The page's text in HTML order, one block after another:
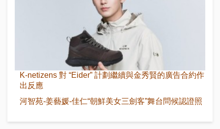
K-netizens 對 “Eider” 計劃繼續與金秀賢的廣告合約作
出反應
河智苑-姜藝媛-佳仁“朝鮮美女三劍客”舞台問候認證照